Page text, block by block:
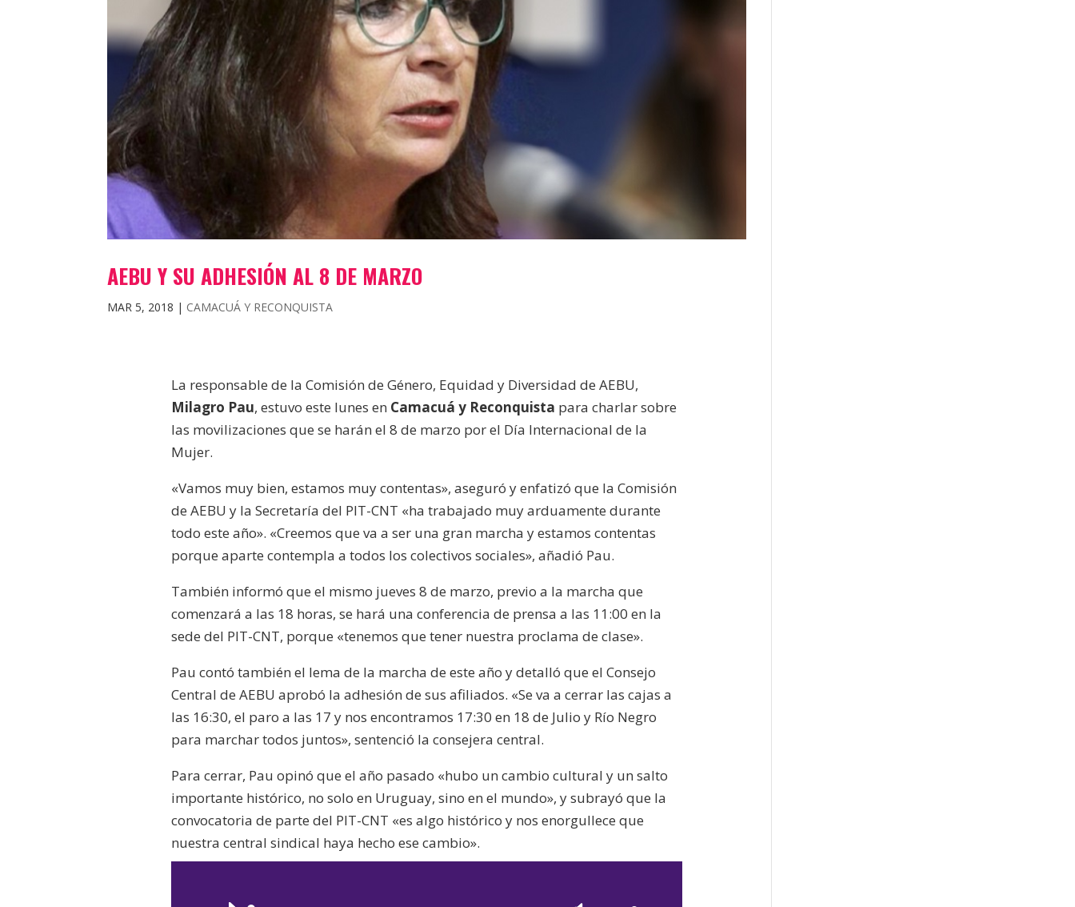
AEBU Y SU ADHESIÓN AL 8 DE MARZO
MAR 5, 2018 | CAMACUÁ Y RECONQUISTA
La responsable de la Comisión de Género, Equidad y Diversidad de AEBU,
Milagro Pau, estuvo este lunes en Camacuá y Reconquista para charlar sobre
las movilizaciones que se harán el 8 de marzo por el Día Internacional de la
Mujer.
«Vamos muy bien, estamos muy contentas», aseguró y enfatizó que la Comisión
de AEBU y la Secretaría del PIT-CNT «ha trabajado muy arduamente durante
todo este año». «Creemos que va a ser una gran marcha y estamos contentas
porque aparte contempla a todos los colectivos sociales», añadió Pau.
También informó que el mismo jueves 8 de marzo, previo a la marcha que
comenzará a las 18 horas, se hará una conferencia de prensa a las 11:00 en la
sede del PIT-CNT, porque «tenemos que tener nuestra proclama de clase».
Pau contó también el lema de la marcha de este año y detalló que el Consejo
Central de AEBU aprobó la adhesión de sus afiliados. «Se va a cerrar las cajas a
las 16:30, el paro a las 17 y nos encontramos 17:30 en 18 de Julio y Río Negro
para marchar todos juntos», sentenció la consejera central.
Para cerrar, Pau opinó que el año pasado «hubo un cambio cultural y un salto
importante histórico, no solo en Uruguay, sino en el mundo», y subrayó que la
convocatoria de parte del PIT-CNT «es algo histórico y nos enorgullece que
nuestra central sindical haya hecho ese cambio».